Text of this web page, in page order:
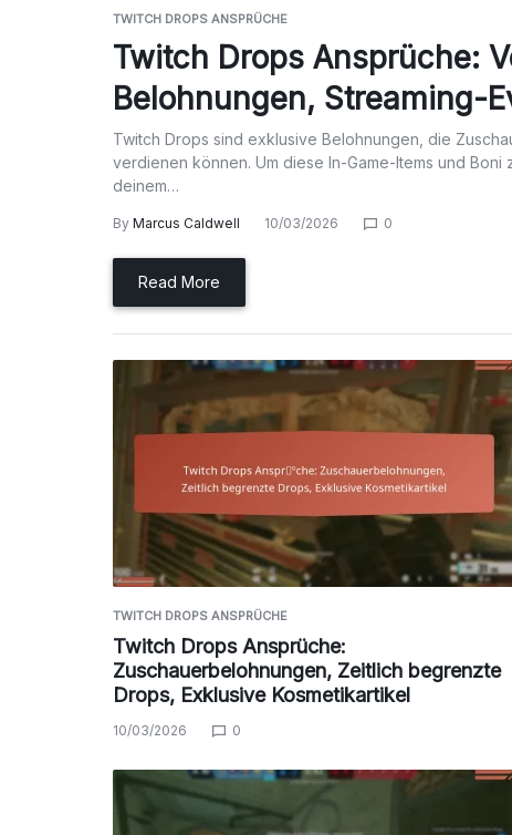
TWITCH DROPS ANSPRÜCHE
Twitch Drops Ansprüche:
Belohnungen, Streaming-
Twitch Drops sind exklusive Belohnungen, die
verdienen können. Um diese In-Game-Items und
deinem…
By Marcus Caldwell 10/03/2026 0
Read More
TWITCH DROPS ANSPRÜCHE
Twitch Drops Ansprüche:
Zuschauerbelohnungen, Zeitlich begrenzte
Drops, Exklusive Kosmetikartikel
10/03/2026 0